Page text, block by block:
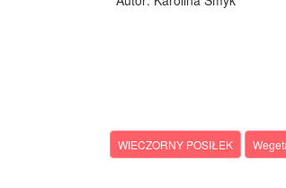
WIECZORNY POSIŁEK